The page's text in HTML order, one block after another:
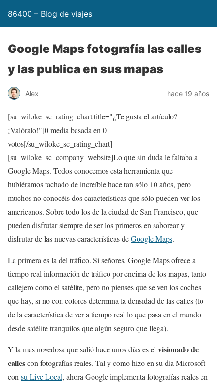
86400 – Blog de viajes
Google Maps fotografía las calles
y las publica en sus mapas
Alex hace 19 años
[su_wiloke_sc_rating_chart title="¿Te gusta el artículo?
¡Valóralo!"]0media basada en 0
votos[/su_wiloke_sc_rating_chart]
[su_wiloke_sc_company_website]Lo que sin duda le faltaba a
Google Maps. Todos conocemos esta herramienta que
hubiéramos tachado de increíble hace tan sólo 10 años, pero
muchos no conocéis dos características que sólo pueden ver los
americanos. Sobre todo los de la ciudad de San Francisco, que
pueden disfrutar siempre de ser los primeros en saborear y
disfrutar de las nuevas características deGoogle Maps.
La primera es la del tráfico. Si señores. Google Maps ofrece a
tiempo real información de tráfico por encima de los mapas, tanto
callejero como el satélite, pero no pienses que se ven los coches
que hay, si no con colores determina la densidad de las calles (lo
de la característica de ver a tiempo real lo que pasa en el mundo
desde satélite tranquilos que algún seguro que llega).
Y la más novedosa que salió hace unos días es el visionado de
callescon fotografías reales. Tal y como hizo en su día Microsoft
con su Live Local, ahora Google implementa fotografías reales en